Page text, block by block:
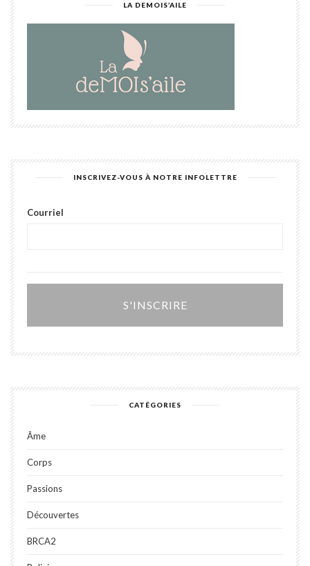
LA DEMOIS’AILE
INSCRIVEZ-VOUS À NOTRE INFOLETTRE
Courriel
CATÉGORIES
Âme
Corps
Passions
Découvertes
BRCA2